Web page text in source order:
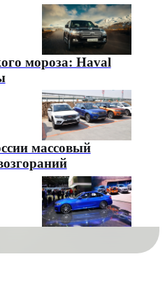
мороза: Haval
массовый